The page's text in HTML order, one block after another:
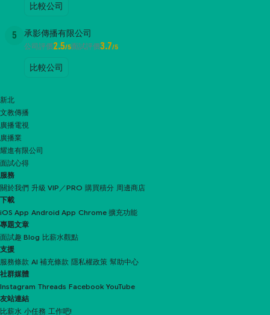
比較公司
5 承影傳播有限公司
公司評價2.5/5面試評價3.7/5
比較公司
新北
文教傳播
廣播電視
廣播業
耀進有限公司
面試心得
服務
關於我們 升級 VIP／PRO 購買積分 周邊商店
下載
iOS App Android App Chrome 擴充功能
專題文章
面試趣 Blog 比薪水觀點
支援
服務條款 AI 補充條款 隱私權政策 幫助中心
社群媒體
Instagram Threads Facebook YouTube
友站連結
比薪水 小任務 工作吧!